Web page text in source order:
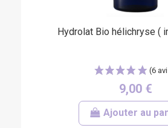
Hydrolat Bio hélichryse (
9,00 €
Ajouter au